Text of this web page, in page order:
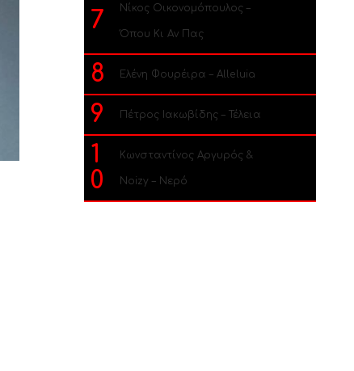
7 Νίκος Οικονομόπουλος –
Όπου Κι Αν Πας
8 Ελένη Φουρέιρα – Alleluia
9 Πέτρος Ιακωβίδης – Τέλεια
1
0
Κωνσταντίνος Αργυρός &
Noizy – Νερό